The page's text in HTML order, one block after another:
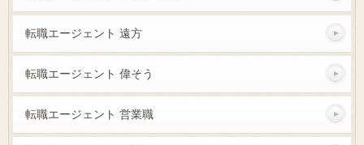
転職エージェント 遠方
転職エージェント 偉そう
転職エージェント 営業職